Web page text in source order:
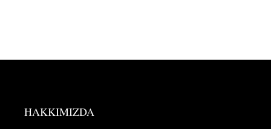
HAKKIMIZDA